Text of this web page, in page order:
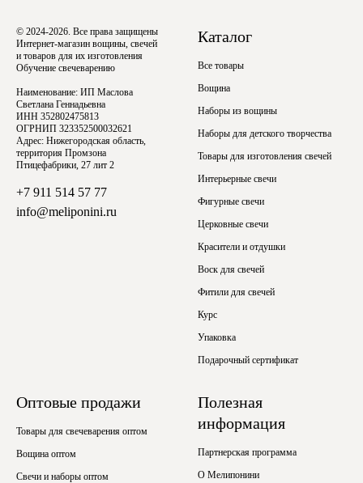
© 2024-2026. Все права защищены
Интернет-магазин вощины, свечей
и товаров для их изготовления
Обучение свечеварению
Наименование: ИП Маслова
Светлана Геннадьевна
ИНН 352802475813
ОГРНИП 323352500032621
Адрес: Нижегородская область,
территория Промзона
Птицефабрики, 27 лит 2
+7 911 514 57 77
info@meliponini.ru
Каталог
Все товары
Вощина
Наборы из вощины
Наборы для детского творчества
Товары для изготовления свечей
Интерьерные свечи
Фигурные свечи
Церковные свечи
Красители и отдушки
Воск для свечей
Фитили для свечей
Курс
Упаковка
Подарочный сертификат
Оптовые продажи
Товары для свечеварения оптом
Вощина оптом
Свечи и наборы оптом
Полезная
информация
Партнерская программа
О Мелипонини